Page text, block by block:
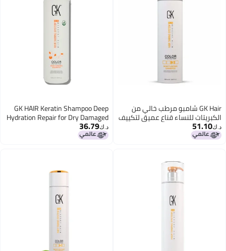
GK Hair شامبو مرطب خالي من
للنساء قناع عميق لتكييف
مع الكيراتين وزيت الأركان
في التجاعيد علاج ترطيب
GK HAIR Keratin Shampoo Deep
Hydration Repair for Dry Damaged
Color Treated Hair Strengthens
Smooths Hair 1L Salon Size 338
36.79